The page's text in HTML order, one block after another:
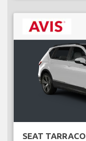
SEAT TARRACO